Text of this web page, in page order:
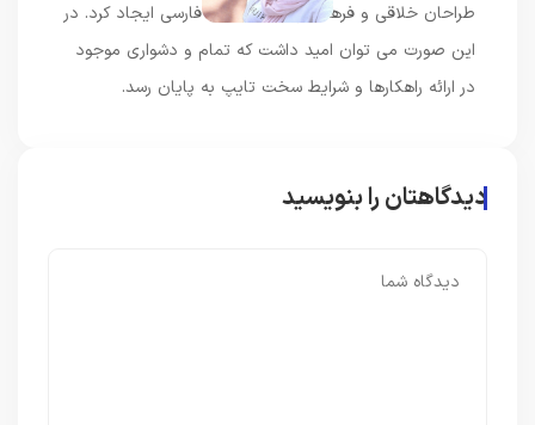
طراحان خلاقی و فرهنگ پیشرو در زبان فارسی ایجاد کرد. در
این صورت می توان امید داشت که تمام و دشواری موجود
در ارائه راهکارها و شرایط سخت تایپ به پایان رسد.
دیدگاهتان را بنویسید